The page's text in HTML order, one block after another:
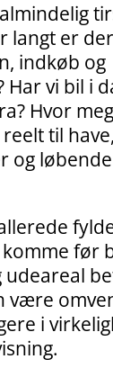
langt er
indkøb og
vi bil i
Hvor
til have,
og løbende
før
udeareal
være
i